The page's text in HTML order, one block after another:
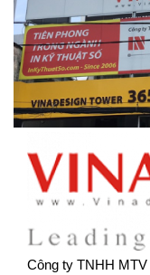
Công ty TNHH MTV